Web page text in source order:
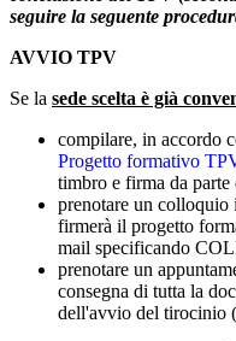
seguire la seguente
AVVIO TPV
Se la sede scelta è già
compilare, in accordo
Progetto formativo
timbro e firma da parte
prenotare un
firmerà il progetto
mail specificando
prenotare un
consegna di tutta la
dell'avvio del tirocinio